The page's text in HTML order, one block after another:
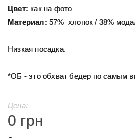
Цвет: как на фото
Материал: 57% хлопок / 38%
Низкая посадка.
*ОБ - это обхват бедер по самым
Цена:
0 грн